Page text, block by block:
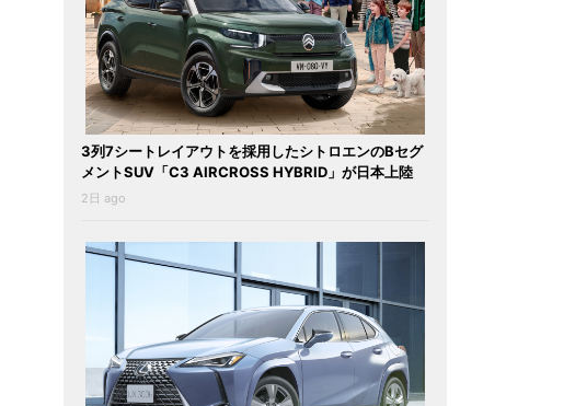
3列7シートレイアウトを採用したシトロエンのBセグ
メントSUV「C3 AIRCROSS HYBRID」が日本上陸
2日 ago